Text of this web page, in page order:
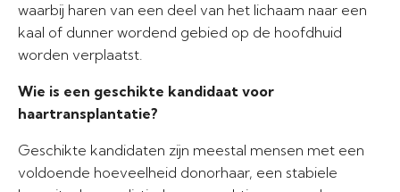
waarbij haren van een deel van het lichaam naar een
kaal of dunner wordend gebied op de hoofdhuid
worden verplaatst.
Wie is een geschikte kandidaat voor
haartransplantatie?
Geschikte kandidaten zijn meestal mensen met een
voldoende hoeveelheid donorhaar, een stabiele